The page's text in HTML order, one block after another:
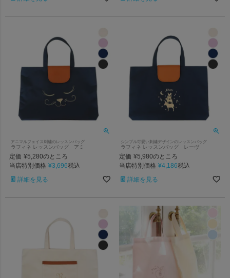
アニマルフェイス刺繍のレッスンバッグ
ラフィネ レッスンバッグ アミ
定価 ¥5,280のところ
当店特別価格 ¥3,696税込
詳細を見る
シンプル可愛い刺繍デザインのレッスンバッグ
ラフィネ レッスンバッグ レーヴ
定価 ¥5,980のところ
当店特別価格 ¥4,186税込
詳細を見る